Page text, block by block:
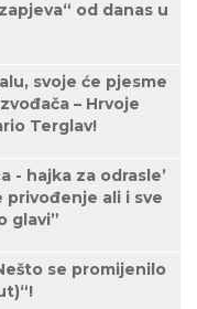
od danas u
svoje će pjesme
– Hrvoje
Terglav!
- hajka za odrasle’
ali i sve
glavi”
se promijenilo